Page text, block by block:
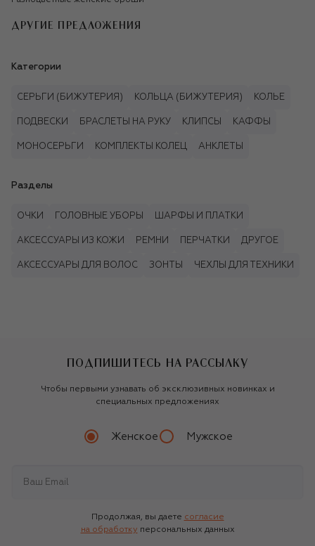
ДРУГИЕ ПРЕДЛОЖЕНИЯ
Категории
СЕРЬГИ (БИЖУТЕРИЯ) КОЛЬЦА (БИЖУТЕРИЯ) КОЛЬЕ
ПОДВЕСКИ БРАСЛЕТЫ НА РУКУ КЛИПСЫ КАФФЫ
МОНОСЕРЬГИ КОМПЛЕКТЫ КОЛЕЦ АНКЛЕТЫ
Разделы
ОЧКИ ГОЛОВНЫЕ УБОРЫ ШАРФЫ И ПЛАТКИ
АКСЕССУАРЫ ИЗ КОЖИ РЕМНИ ПЕРЧАТКИ ДРУГОЕ
АКСЕССУАРЫ ДЛЯ ВОЛОС ЗОНТЫ ЧЕХЛЫ ДЛЯ ТЕХНИКИ
ПОДПИШИТЕСЬ НА РАССЫЛКУ
Чтобы первыми узнавать об эксклюзивных новинках и
специальных предложениях
Женское Мужское
Продолжая, вы даете согласие
на обработку персональных данных